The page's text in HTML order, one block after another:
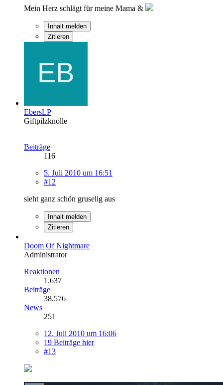
Mein Herz schlägt für meine Mama &
Inhalt melden
Zitieren
EbersLP
Giftpilzknolle
Beiträge
116
5. Juli 2010 um 16:51
#12
sieht ganz schön gruselig aus
Inhalt melden
Zitieren
Doom Of Nightmare
Administrator
Reaktionen
1.637
Beiträge
38.576
News
251
12. Juli 2010 um 16:06
19 Beiträge hier
#13